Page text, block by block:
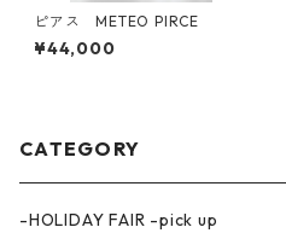
ピアス METEO PIRCE
¥44,000
CATEGORY
-HOLIDAY FAIR -pick up